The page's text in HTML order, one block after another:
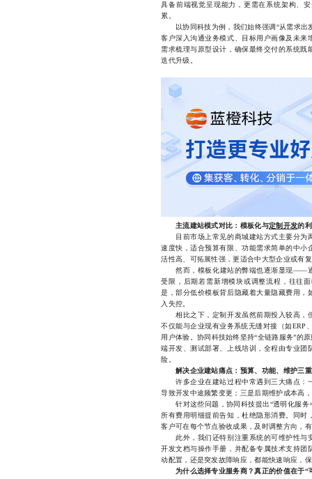
具备前端视觉呈现能力，更需在系统架构、
累。
以协同科技为例，我们始终强调“从需求出
客户深入沟通业务模式、目标用户画像及未
需求梳理与原型设计，确保最终交付的系统
迭代升级。
主流建站模式对比：模板化与定制开发的
目前市场上常见的商城建站方式主要分为
速度快，适合预算有限、功能需求简单的中
活性高、可拓展性强，更适合中大型企业或有
然而，模板化建站的弊端也逐渐显现——通
受限，后期若需新增模块或调整流程，往往
是，部分低价模板背后隐藏着大量隐藏费用
入失控。
相比之下，定制开发虽然前期投入较高，
不仅能与企业现有业务系统无缝对接（如ERP
用户体验。协同科技始终坚持“全链路服务”的
端开发、测试部署、上线培训，全程由专业
险。
解决企业建站痛点：预算、功能、维护三
许多企业在建站过程中常遇到三大痛点：
导致开发中途频繁变更；三是后期维护成本高
针对这些问题，协同科技提出“透明化服务
所有费用明细提前告知，杜绝隐形消费。同
客户可在每个节点验收成果，及时调整方向，
此外，我们还特别注重系统的可维护性与
开发文档与操作手册，并配备专属技术支持
动配置，还是突发故障响应，都能快速响应，
为什么选择专业服务商？真正的价值在于“